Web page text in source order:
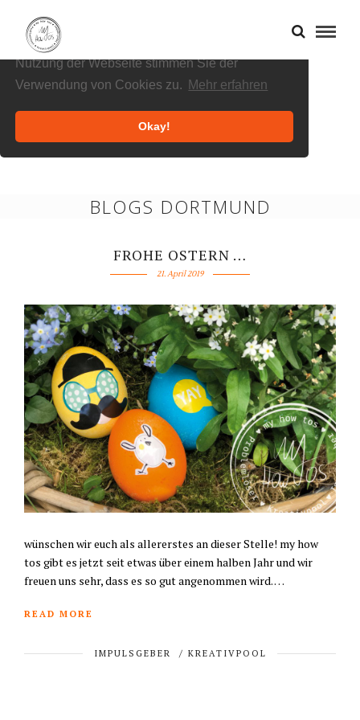
Cookies helfen uns bei der Bereitstellung
unserer Inhalte und Dienste. Durch die weitere
Nutzung der Webseite stimmen Sie der
Verwendung von Cookies zu.
Mehr erfahren
Okay!
BLOGS DORTMUND
FROHE OSTERN …
21. April 2019
wünschen wir euch als allererstes an dieser Stelle! my how
tos gibt es jetzt seit etwas über einem halben Jahr und wir
freuen uns sehr, dass es so gut angenommen wird. …
READ MORE
IMPULSGEBER / KREATIVPOOL